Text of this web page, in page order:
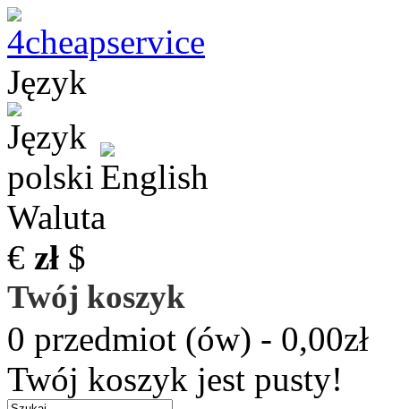
Język
Waluta
€ zł $
Twój koszyk
0 przedmiot (ów) - 0,00zł
Twój koszyk jest pusty!